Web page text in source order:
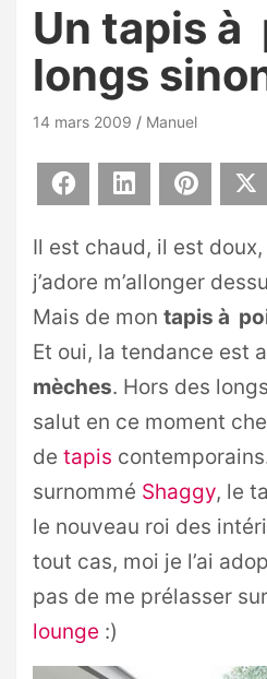
Un tapis à
longs
14 mars 2009 Manuel
Facebook LinkedIn Pinterest
Il est chaud, il est
j’adore m’allonger
Mais de mon tapis à
Et oui, la tendance est
mèches. Hors des
salut en ce moment
de tapis
surnommé Shaggy, le
le nouveau roi des
tout cas, moi je l’ai
pas de me prélasser
lounge :)